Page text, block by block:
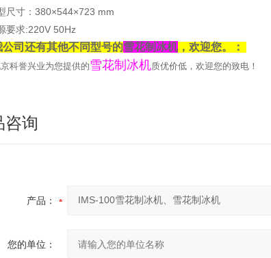
尺寸： 380×544×723 mm
要求:220V 50Hz
公司还有其他不同型号的雪花制冰机，欢迎您。：
科誉兴业为您提供的雪花制冰机质优价低，欢迎您的致电！
咨询
产品：
您的单位：